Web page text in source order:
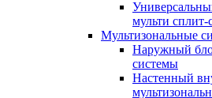
мульти
Мультизональные
Наружный
системы
Настенный